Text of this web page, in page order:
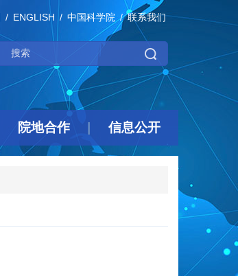
ENGLISH 中国科学院 联系我们
院地合作 信息公开